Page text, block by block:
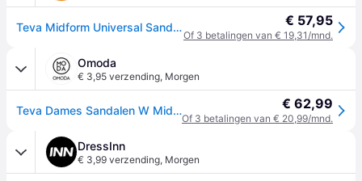
Teva Midform Universal Sandalen Dames - zwart - 38 € 57,95
Of 3 betalingen van € 19,31/mnd.
Omoda
€ 3,95 verzending, Morgen
Teva Dames Sandalen W Midform Universal - Zwart - Maat 38 € 62,99
Of 3 betalingen van € 20,99/mnd.
DressInn
€ 3,99 verzending, Morgen